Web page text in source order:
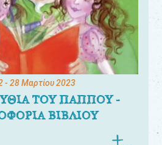
- 28 Μαρτίου 2023
ΤΟΥ ΠΑΠΠΟΥ -
ΒΙΒΛΙΟΥ